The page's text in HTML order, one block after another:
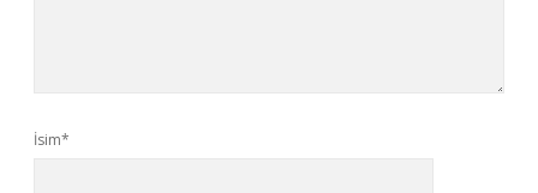
İsim*